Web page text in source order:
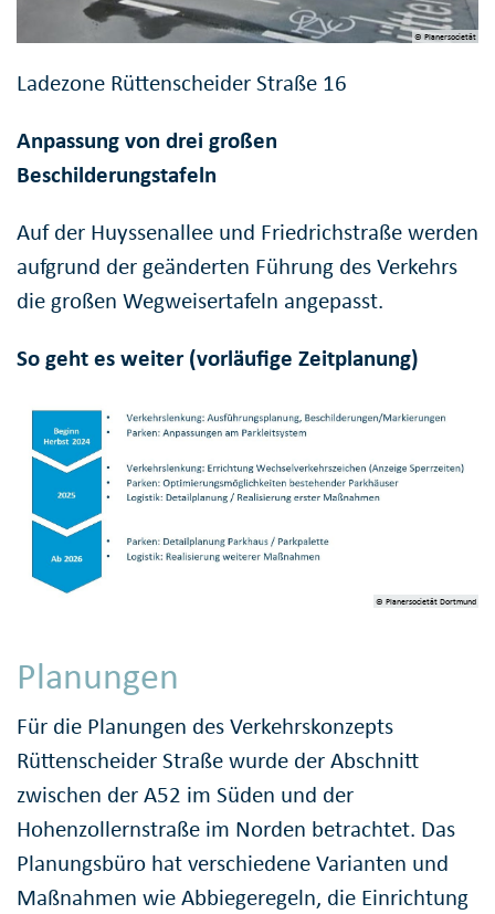
© Planersocietät
Ladezone Rüttenscheider Straße 16
Anpassung von drei großen
Beschilderungstafeln
Auf der Huyssenallee und Friedrichstraße werden
aufgrund der geänderten Führung des Verkehrs
die großen Wegweisertafeln angepasst.
So geht es weiter (vorläufige Zeitplanung)
© Planersocietät Dortmund
Planungen
Für die Planungen des Verkehrskonzepts
Rüttenscheider Straße wurde der Abschnitt
zwischen der A52 im Süden und der
Hohenzollernstraße im Norden betrachtet. Das
Planungsbüro hat verschiedene Varianten und
Maßnahmen wie Abbiegeregeln, die Einrichtung